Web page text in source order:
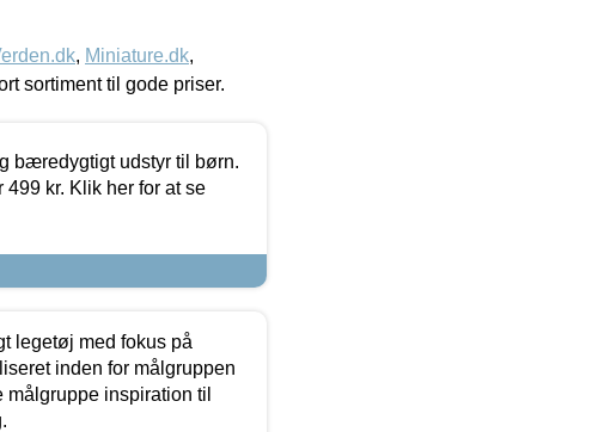
, Miniature.dk,
sortiment til gode priser.
bæredygtigt udstyr til børn.
499 kr. Klik her for at se
legetøj med fokus på
inden for målgruppen
inspiration til